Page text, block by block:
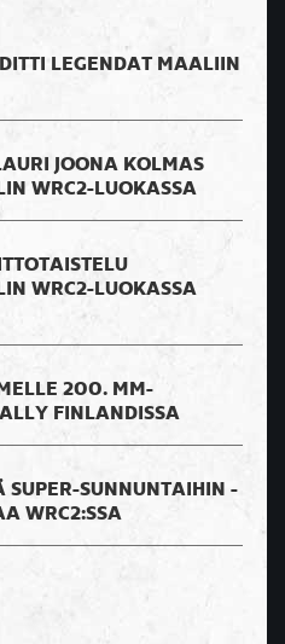
LEGENDAT MAALIIN
JOONA KOLMAS
WRC2-LUOKASSA
WRC2-LUOKASSA
200. MM-
FINLANDISSA
SUPER-SUNNUNTAIHIN -
WRC2:SSA